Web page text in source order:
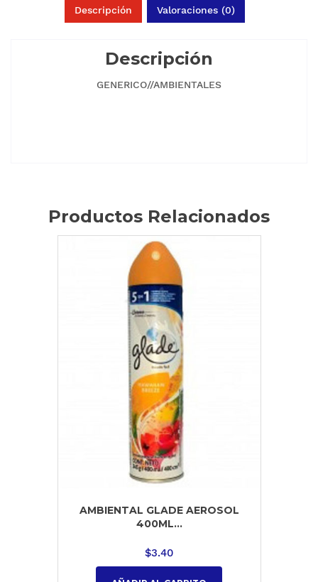
Descripción Valoraciones (0)
Descripción
GENERICO//AMBIENTALES
Productos Relacionados
AMBIENTAL GLADE AEROSOL
400ML...
$3.40